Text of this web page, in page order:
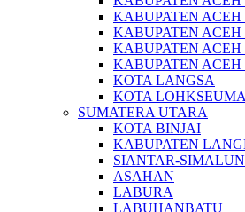
KABUPATEN ACEH
KABUPATEN
KABUPATEN
KABUPATEN
KOTA LANGSA
KOTA
SUMATERA UTARA
KOTA BINJAI
KABUPATEN
SIANTAR-
ASAHAN
LABURA
LABUHANBATU